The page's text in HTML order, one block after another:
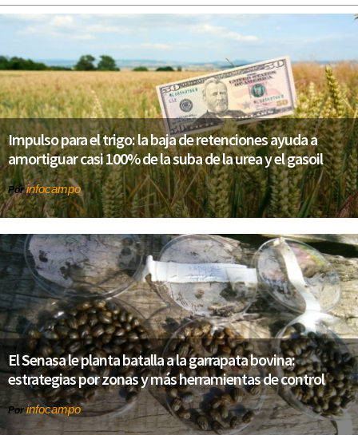
Impulso para el trigo: la baja de retenciones ayuda a
amortiguar casi 100% de la suba de la urea y el gasoil
Porinfocampo
El Senasa le planta batalla a la garrapata bovina:
estrategias por zonas y más herramientas de control
Porinfocampo